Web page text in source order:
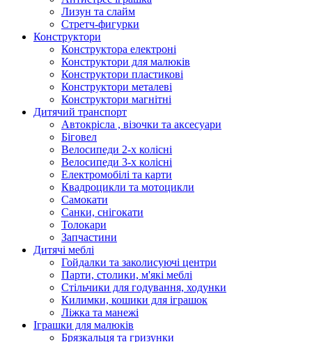
Лизун та слайм
Стретч-фигурки
Конструктори
Конструктора електроні
Конструктори для малюків
Конструктори пластикові
Конструктори металеві
Конструктори магнітні
Дитячий транспорт
Автокрісла , візочки та аксесуари
Біговел
Велосипеди 2-х колісні
Велосипеди 3-х колісні
Електромобілі та карти
Квадроцикли та мотоцикли
Самокати
Санки, снігокати
Толокари
Запчастини
Дитячі меблі
Гойдалки та заколисуючі центри
Парти, столики, м'які меблі
Стільчики для годування, ходунки
Килимки, кошики для іграшок
Ліжка та манежі
Іграшки для малюків
Брязкальця та гризунки